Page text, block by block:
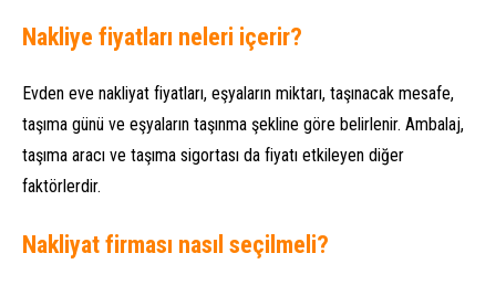
Nakliye fiyatları neleri içerir?
Evden eve nakliyat fiyatları, eşyaların miktarı, taşınacak mesafe,
taşıma günü ve eşyaların taşınma şekline göre belirlenir. Ambalaj,
taşıma aracı ve taşıma sigortası da fiyatı etkileyen diğer
faktörlerdir.
Nakliyat firması nasıl seçilmeli?